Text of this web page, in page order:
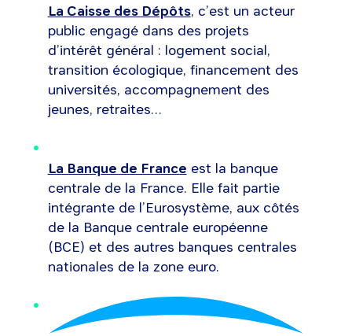
La Caisse des Dépôts, c’est un acteur
public engagé dans des projets
d’intérêt général : logement social,
transition écologique, financement des
universités, accompagnement des
jeunes, retraites…
La Banque de France est la banque
centrale de la France. Elle fait partie
intégrante de l’Eurosystème, aux côtés
de la Banque centrale européenne
(BCE) et des autres banques centrales
nationales de la zone euro.